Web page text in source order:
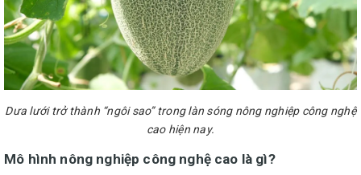
Dưa lưới trở thành “ngôi sao” trong làn sóng nông nghiệp công nghệ
cao hiện nay.
Mô hình nông nghiệp công nghệ cao là gì?